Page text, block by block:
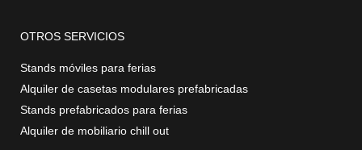
OTROS SERVICIOS
Stands móviles para ferias
Alquiler de casetas modulares prefabricadas
Stands prefabricados para ferias
Alquiler de mobiliario chill out